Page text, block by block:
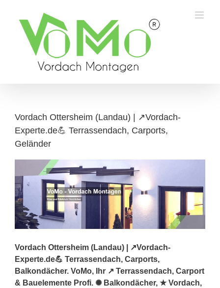
content
Vordach Ottersheim (Landau) | ↗️Vordach-
Experte.de💪 Terrassendach, Carports,
Geländer
Vordach Ottersheim (Landau) | ↗️Vordach-
Experte.de💪 Terrassendach, Carports,
Balkondächer. VoMo, Ihr ↗️ Terrassendach, Carport
& Bauelemente Profi. ✺ Balkondächer, ★ Vordach,